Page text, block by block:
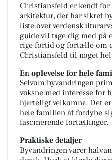
Christiansfeld er kendt
arkitektur, der har sikret
liste over
guide vil tage dig med på
rige fortid og fortælle om
Christiansfeld til noget
En oplevelse for hele
Selvom byvandringen
voksne med interesse for
hjerteligt velkomne. Det
hele familien at fordybe
fascinerende fortællinger.
Praktiske detaljer
Byvandringen varer